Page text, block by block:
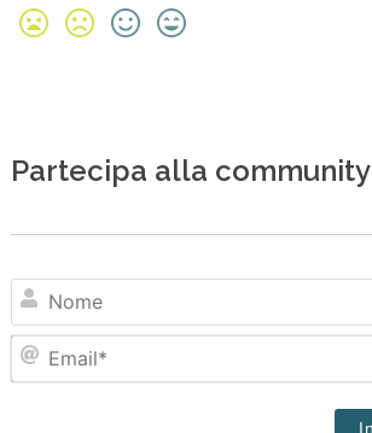
Partecipa alla community